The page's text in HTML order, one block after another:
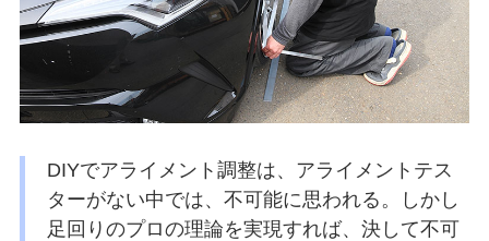
DIYでアライメント調整は、アライメントテス
ターがない中では、不可能に思われる。しかし
足回りのプロの理論を実現すれば、決して不可